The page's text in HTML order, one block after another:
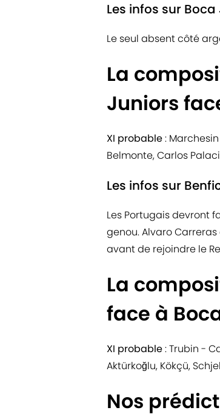
Les infos sur
Le seul absent côté
La
Juniors
XI probable:
Belmonte, Carlos
Les infos sur
Les Portugais devront
genou. Alvaro
avant de rejoindre le
La
face à
XI probable: Trubin -
Aktürkoğlu, Kökçü,
Nos